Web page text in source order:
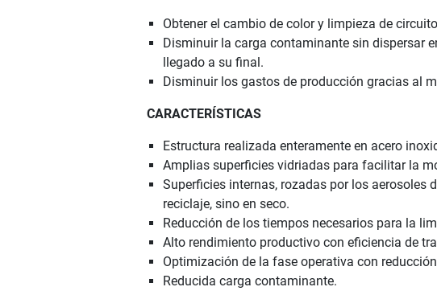
Obtener el cambio de color y limpieza de
Disminuir la carga contaminante sin dispersar
llegado a su final.
Disminuir los gastos de producción gracias al
CARACTERÍSTICAS
Estructura realizada enteramente en acero
Amplias superficies vidriadas para facilitar la
Superficies internas, rozadas por los aerosoles
reciclaje, sino en seco.
Reducción de los tiempos necesarios para la
Alto rendimiento productivo con eficiencia de
Optimización de la fase operativa con
Reducida carga contaminante.